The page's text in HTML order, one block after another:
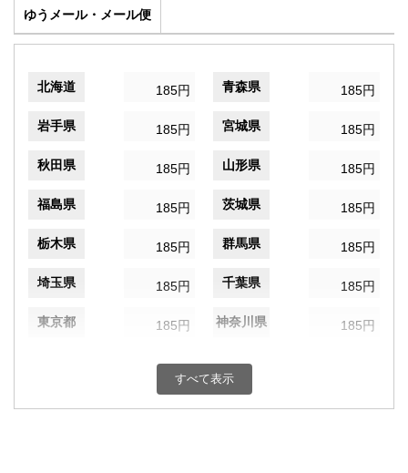
ゆうメール・メール便
北海道 185円 青森県 185円
岩手県 185円 宮城県 185円
秋田県 185円 山形県 185円
福島県 185円 茨城県 185円
栃木県 185円 群馬県 185円
埼玉県 185円 千葉県 185円
東京都 185円 神奈川県 185円
185円 富山県
すべて表示